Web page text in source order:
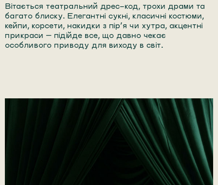
Вітається театральний дрес-код, трохи драми та
багато блиску. Елегантні сукні, класичні костюми,
кейпи, корсети, накидки з пір’я чи хутра, акцентні
прикраси — підійде все, що давно чекає
особливого приводу для виходу в світ.